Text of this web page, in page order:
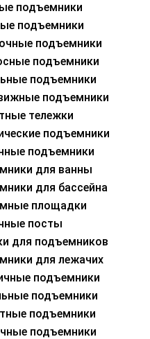
подъемники
подъемники
подъемники
подъемники
подъемники
подъемники
тележки
подъемники
подъемники
для ванны
для бассейна
площадки
посты
для подъемников
для лежачих
подъемники
подъемники
подъемники
подъемники